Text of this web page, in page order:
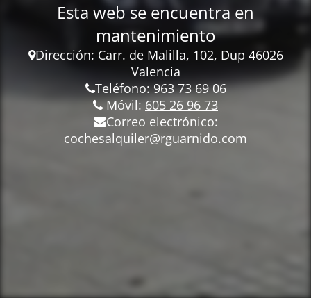
Esta web se encuentra en
mantenimiento
Dirección: Carr. de Malilla, 102, Dup 46026
Valencia
Teléfono:963 73 69 06
Móvil: 605 26 96 73
Correo electrónico:
cochesalquiler@rguarnido.com